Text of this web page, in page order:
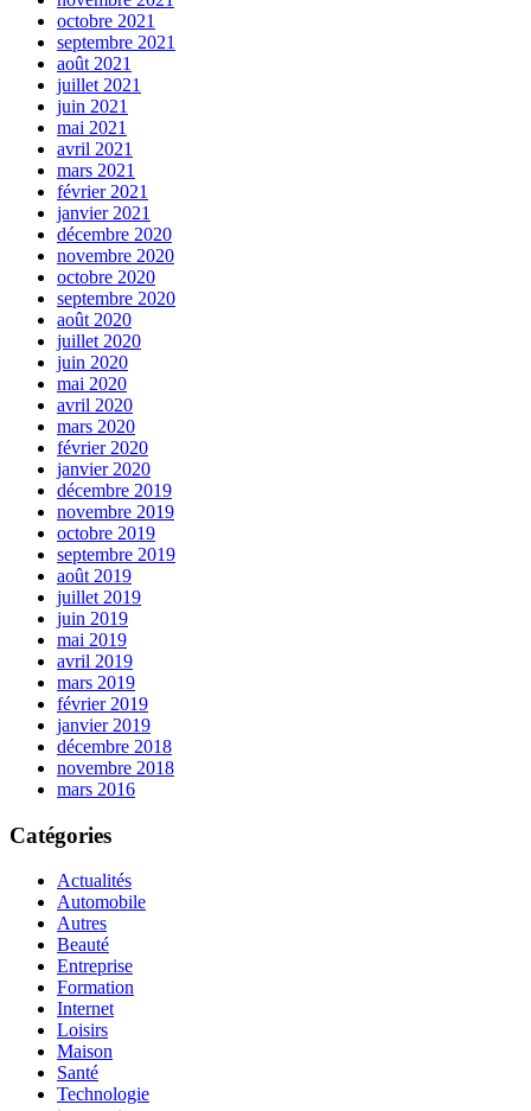
octobre 2021
septembre 2021
août 2021
juillet 2021
juin 2021
mai 2021
avril 2021
mars 2021
février 2021
janvier 2021
décembre 2020
novembre 2020
octobre 2020
septembre 2020
août 2020
juillet 2020
juin 2020
mai 2020
avril 2020
mars 2020
février 2020
janvier 2020
décembre 2019
novembre 2019
octobre 2019
septembre 2019
août 2019
juillet 2019
juin 2019
mai 2019
avril 2019
mars 2019
février 2019
janvier 2019
décembre 2018
novembre 2018
mars 2016
Catégories
Actualités
Automobile
Autres
Beauté
Entreprise
Formation
Internet
Loisirs
Maison
Santé
Technologie